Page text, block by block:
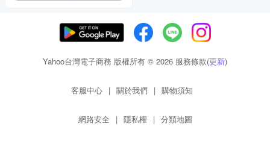
Yahoo台灣電子商務 版權所有 © 2026 服務條款(更新)
客服中心 | 關於我們 | 購物須知
網路安全 | 隱私權 | 分類地圖